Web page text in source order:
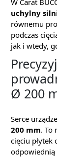
W Carat
uchylny
równemu
podczas
jak i wtedy,
Ø 200
Serce
200 mm. To
cięciu płytek
odpowiednią